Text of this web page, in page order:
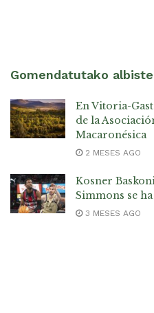
Gomendatutako
En Vitoria-
de la
Macaronésica
2 MESES AGO
Kosner
Simmons se
3 MESES AGO